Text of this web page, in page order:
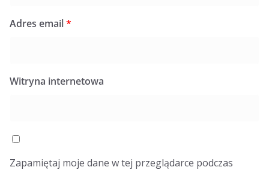
Adres email*
Witryna internetowa
Zapamiętaj moje dane w tej przeglądarce podczas